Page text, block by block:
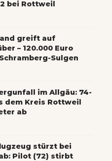
bei Rottweil
greift auf
– 120.000 Euro
Sulgen
im Allgäu: 74-
dem Kreis Rottweil
ab
stürzt bei
Pilot (72) stirbt